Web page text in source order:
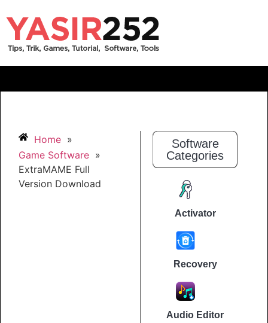
Home »
Game Software »
ExtraMAME Full
Version Download
Software
Categories
Activator
Recovery
Audio Editor